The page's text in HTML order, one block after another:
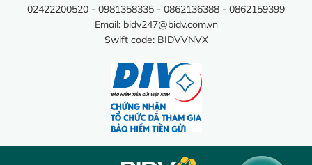
02422200520 - 0981358335 - 0862136388 - 0862159399
Email: bidv247@bidv.com.vn
Swift code: BIDVVNVX